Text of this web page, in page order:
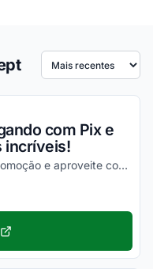
Ordenar por
com Pix e
incríveis!
Confira todos os detalhes dessa promoção e aproveite com as melhores vantagens possíveis!